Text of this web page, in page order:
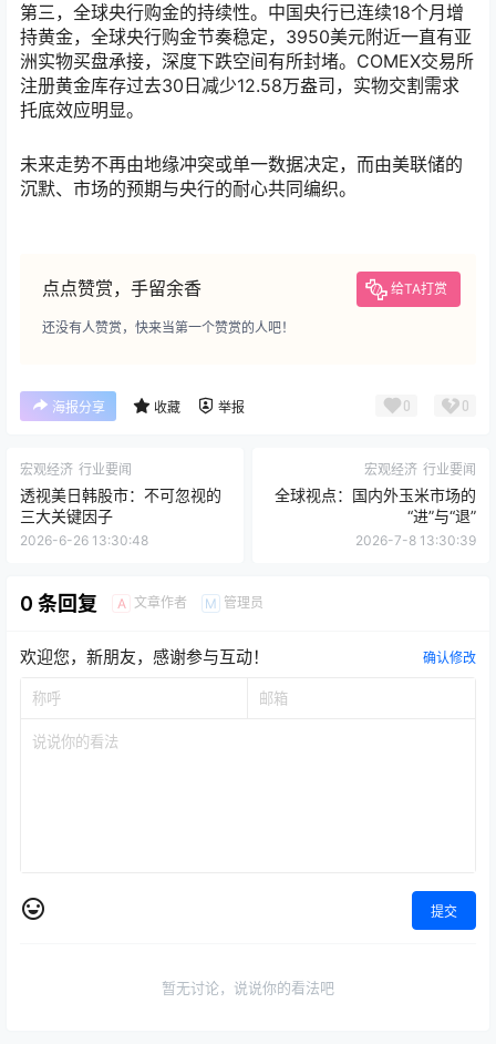
第三，全球央行购金的持续性。中国央行已连续18个月增
持黄金，全球央行购金节奏稳定，3950美元附近一直有亚
洲实物买盘承接，深度下跌空间有所封堵。COMEX交易所
注册黄金库存过去30日减少12.58万盎司，实物交割需求
托底效应明显。
未来走势不再由地缘冲突或单一数据决定，而由美联储的
沉默、市场的预期与央行的耐心共同编织。
点点赞赏，手留余香 给TA打赏
还没有人赞赏，快来当第一个赞赏的人吧！
海报分享 收藏 举报 0 0
宏观经济 行业要闻
透视美日韩股市：不可忽视的
三大关键因子
2026-6-26 13:30:48
宏观经济 行业要闻
全球视点：国内外玉米市场的
“进”与“退”
2026-7-8 13:30:39
0 条回复 A 文章作者 M 管理员
欢迎您，新朋友，感谢参与互动！ 确认修改
提交
暂无讨论，说说你的看法吧